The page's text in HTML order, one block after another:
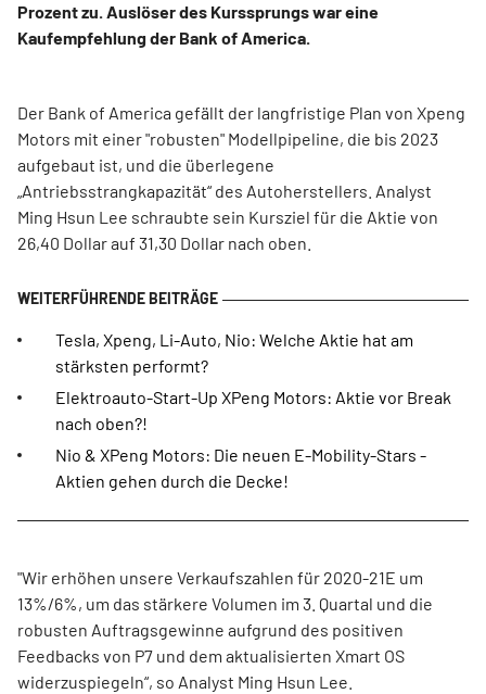
Prozent zu. Auslöser des Kurssprungs war eine
Kaufempfehlung der Bank of America.
Der Bank of America gefällt der langfristige Plan von Xpeng
Motors mit einer "robusten" Modellpipeline, die bis 2023
aufgebaut ist, und die überlegene
„Antriebsstrangkapazität“ des Autoherstellers. Analyst
Ming Hsun Lee schraubte sein Kursziel für die Aktie von
26,40 Dollar auf 31,30 Dollar nach oben.
Tesla, Xpeng, Li-Auto, Nio: Welche Aktie hat am
stärksten performt?
Elektroauto-Start-Up XPeng Motors: Aktie vor Break
nach oben?!
Nio & XPeng Motors: Die neuen E-Mobility-Stars -
Aktien gehen durch die Decke!
"Wir erhöhen unsere Verkaufszahlen für 2020-21E um
13%/6%, um das stärkere Volumen im 3. Quartal und die
robusten Auftragsgewinne aufgrund des positiven
Feedbacks von P7 und dem aktualisierten Xmart OS
widerzuspiegeln“, so Analyst Ming Hsun Lee.